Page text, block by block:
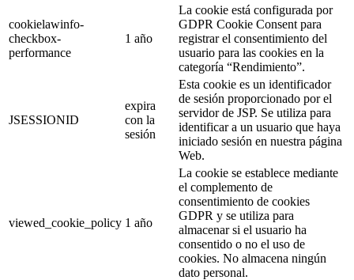
cookielawinfo-
checkbox-
performance
1 año
La cookie está configurada por
GDPR Cookie Consent para
registrar el consentimiento del
usuario para las cookies en la
categoría “Rendimiento”.
JSESSIONID
expira
con la
sesión
Esta cookie es un identificador
de sesión proporcionado por el
servidor de JSP. Se utiliza para
identificar a un usuario que haya
iniciado sesión en nuestra página
Web.
viewed_cookie_policy 1 año
La cookie se establece mediante
el complemento de
consentimiento de cookies
GDPR y se utiliza para
almacenar si el usuario ha
consentido o no el uso de
cookies. No almacena ningún
dato personal.